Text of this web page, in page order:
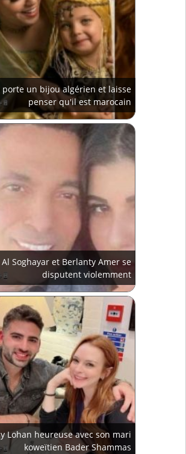
porte un bijou algérien et laisse
penser qu'il est marocain
Al Soghayar et Berlanty Amer se
disputent violemment
Lohan heureuse avec son mari
koweïtien Bader Shammas